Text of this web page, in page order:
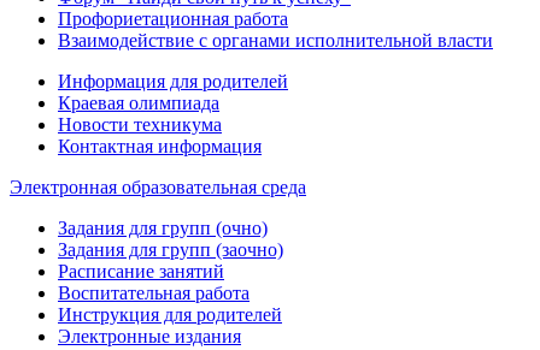
Профориетационная работа
Взаимодействие с органами исполнительной власти
Информация для родителей
Краевая олимпиада
Новости техникума
Контактная информация
Электронная образовательная среда
Задания для групп (очно)
Задания для групп (заочно)
Расписание занятий
Воспитательная работа
Инструкция для родителей
Электронные издания